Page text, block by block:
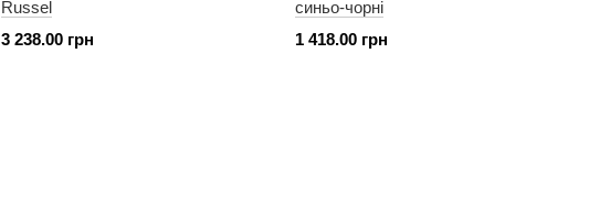
Russel
3 238.00 грн
синьо-чорні
1 418.00 грн